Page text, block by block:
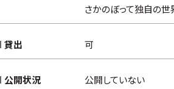
さかのぼって独自の世
貸出 可
公開状況 公開していない